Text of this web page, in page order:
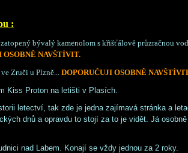
:
bývalý kamenolom s křišťálově průzračnou
OSOBNĚ NAVŠTÍVIT.
Zruči u Plzně... DOPORUČUJI OSOBNĚ
Kiss Proton na letišti v Plasích.
letectví, tak zde je jedna zajímavá stránka a
dnů a opravdu to stojí za to je vidět. Já
nad Labem. Konají se vždy jednou za 2 roky.